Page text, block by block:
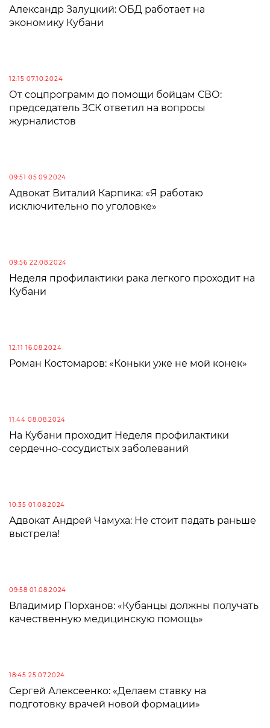
Александр Залуцкий: ОБД работает на
экономику Кубани
12:15 07.10.2024
От соцпрограмм до помощи бойцам СВО:
председатель ЗСК ответил на вопросы
журналистов
09:51 05.09.2024
Адвокат Виталий Карпика: «Я работаю
исключительно по уголовке»
09:56 22.08.2024
Неделя профилактики рака легкого проходит на
Кубани
12:11 16.08.2024
Роман Костомаров: «Коньки уже не мой конек»
11:44 08.08.2024
На Кубани проходит Неделя профилактики
сердечно-сосудистых заболеваний
10:35 01.08.2024
Адвокат Андрей Чамуха: Не стоит падать раньше
выстрела!
09:58 01.08.2024
Владимир Порханов: «Кубанцы должны получать
качественную медицинскую помощь»
18:45 25.07.2024
Сергей Алексеенко: «Делаем ставку на
подготовку врачей новой формации»